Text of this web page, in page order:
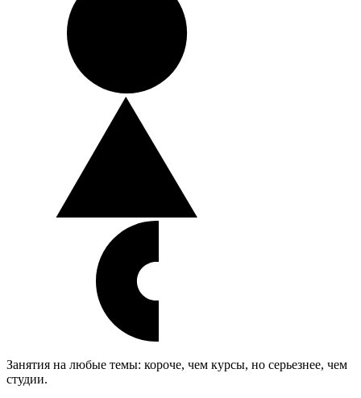
Занятия на любые темы: короче, чем курсы, но серьезнее, чем
студии.